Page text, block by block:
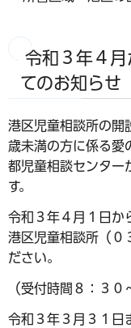
令和３年４
てのお知らせ
港区児童相談所の開
歳未満の方に係る愛
都児童相談センター
す。
令和３年４月１日か
港区児童相談所（０
ださい。
（受付時間８：３０
令和３年３月３１日